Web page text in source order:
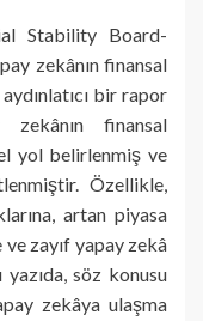
Stability Board-
zekânın finansal
bir rapor
finansal
yol belirlenmiş ve
Özellikle,
artan piyasa
zayıf yapay zekâ
söz konusu
zekâya ulaşma